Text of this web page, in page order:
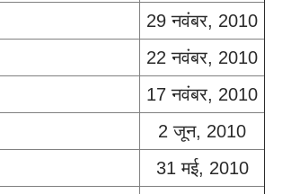
29 नवंबर, 2010
22 नवंबर, 2010
17 नवंबर, 2010
2 जून, 2010
31 मई, 2010